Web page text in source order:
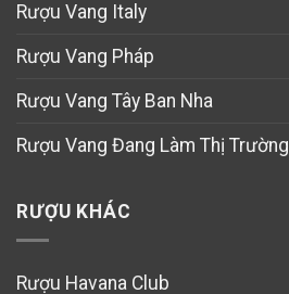
Rượu Vang Italy
Rượu Vang Pháp
Rượu Vang Tây Ban Nha
Rượu Vang Đang Làm Thị Trường
RƯỢU KHÁC
Rượu Havana Club